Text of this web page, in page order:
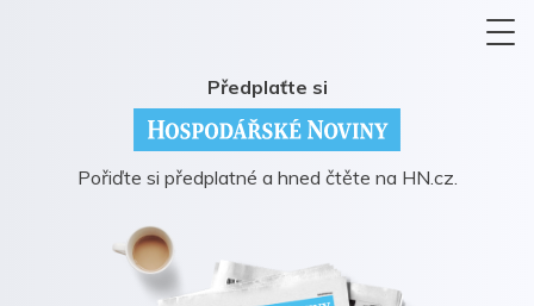
Předplaťte si
Pořiďte si předplatné a hned čtěte na HN.cz.